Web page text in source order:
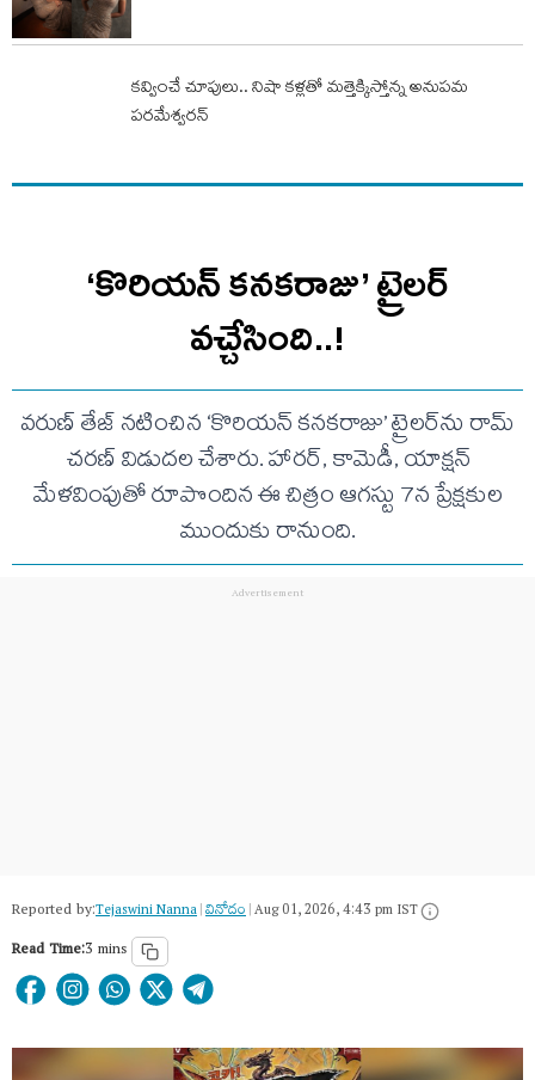
కవ్వించే చూపులు.. నిషా కళ్లతో మత్తెక్కిస్తోన్న అనుపమ
పరమేశ్వరన్
‘కొరియన్ కనకరాజు’ ట్రైలర్
వచ్చేసింది..!
వరుణ్ తేజ్ నటించిన ‘కొరియన్ కనకరాజు’ ట్రైలర్‌ను రామ్
చరణ్ విడుదల చేశారు. హారర్, కామెడీ, యాక్షన్
మేళవింపుతో రూపొందిన ఈ చిత్రం ఆగస్టు 7న ప్రేక్షకుల
ముందుకు రానుంది.
Reported by:Tejaswini Nanna|వినోదం|Aug 01, 2026, 4:43 pm IST
Read Time:3 mins